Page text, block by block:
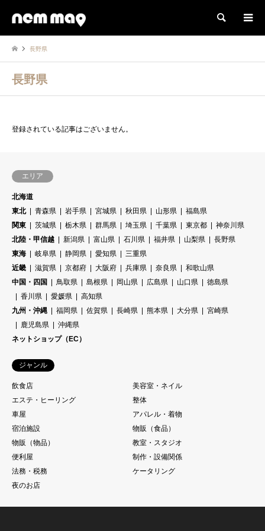
検索
長野県
長野県
登録されている記事はございません。
エリア
北海道
東北
青森県 岩手県 宮城県 秋田県 山形県
福島県
関東
茨城県 栃木県 群馬県 埼玉県 千葉県 東京都
神奈川県
北陸・甲信越
新潟県 富山県 石川県 福井県 山梨県
長野県
東海
岐阜県 静岡県 愛知県
三重県
近畿
滋賀県 京都府 大阪府 兵庫県 奈良県
和歌山県
中国・四国
鳥取県 島根県 岡山県 広島県 山口県
徳島県
香川県
愛媛県
高知県
九州・沖縄
福岡県 佐賀県 長崎県 熊本県 大分県
宮崎県
鹿児島県
沖縄県
ネットショップ（EC）
ジャンル
飲食店
美容室・ネイル
エステ・ヒーリング
整体
車屋
アパレル・着物
宿泊施設
物販（食品）
物販（物品）
教室・スタジオ
便利屋
制作・設備関係
法務・税務
ケータリング
夜のお店